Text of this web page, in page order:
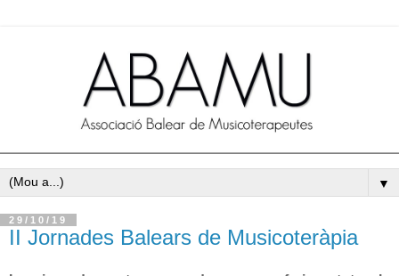
▼
29/10/19
II Jornades Balears de Musicoteràpia